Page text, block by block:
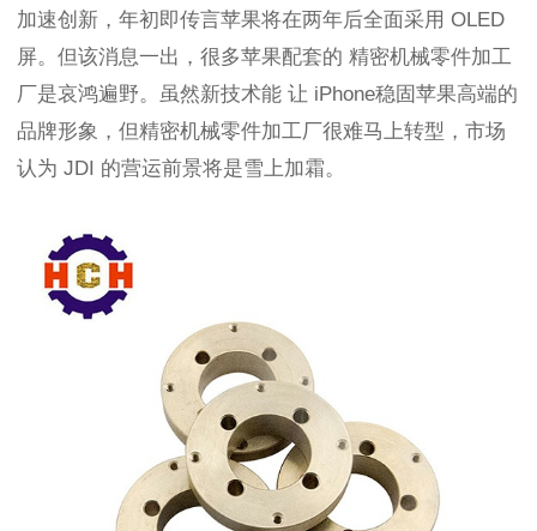
加速创新，年初即传言苹果将在两年后全面采用 OLED
屏。但该消息一出， 很多苹果配套的 精密机械零件加工
厂是哀鸿遍野。虽然新技术能 让 iPhone稳固苹果高端的
品牌形象，但精密机械零件加工厂很难马上转型， 市场
认为 JDI 的营运前景将是雪上加霜。